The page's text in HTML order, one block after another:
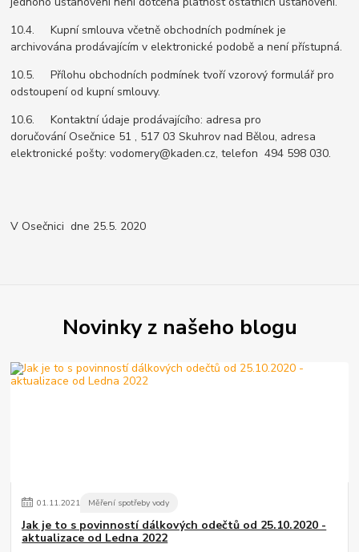
10.4. Kupní smlouva včetně obchodních podmínek je
archivována prodávajícím v elektronické podobě a není přístupná.
10.5. Přílohu obchodních podmínek tvoří vzorový formulář pro
odstoupení od kupní smlouvy.
10.6. Kontaktní údaje prodávajícího: adresa pro
doručování Osečnice 51 , 517 03 Skuhrov nad Bělou, adresa
elektronické pošty: vodomery@kaden.cz, telefon 494 598 030.
V Osečnici dne 25.5. 2020
Novinky z našeho blogu
01.11.2021 Měření spotřeby vody
Jak je to s povinností dálkových odečtů od 25.10.2020 -
aktualizace od Ledna 2022